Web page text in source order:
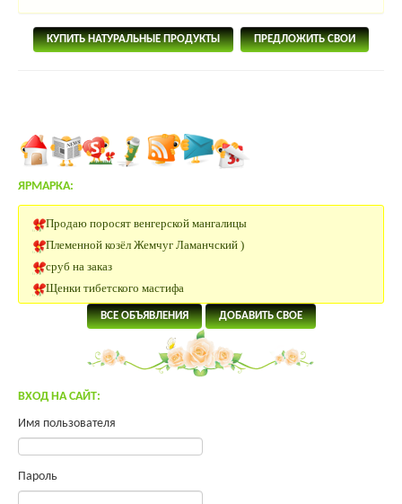
КУПИТЬ НАТУРАЛЬНЫЕ ПРОДУКТЫ ПРЕДЛОЖИТЬ СВОИ
ЯРМАРКА:
Продаю поросят венгерской мангалицы
Племенной козёл Жемчуг Ламанчский )
сруб на заказ
Щенки тибетского мастифа
Щенок-метис кавказской овчарки(3/4)
Племенные Нетели
Нетели Черно-пестрой породы
КРС Казахской Белоголовой породы
Нетели породы Абердин Ангус
Помогите преобрести инкуб.яйцо.
Яйцо инкубационное Юрловская, Павловская
Продам молодых петухов Малинов Михелинская кукушка
ВСЕ ОБЪЯВЛЕНИЯ ДОБАВИТЬ СВОЕ
ВХОД НА САЙТ:
Имя пользователя
Пароль